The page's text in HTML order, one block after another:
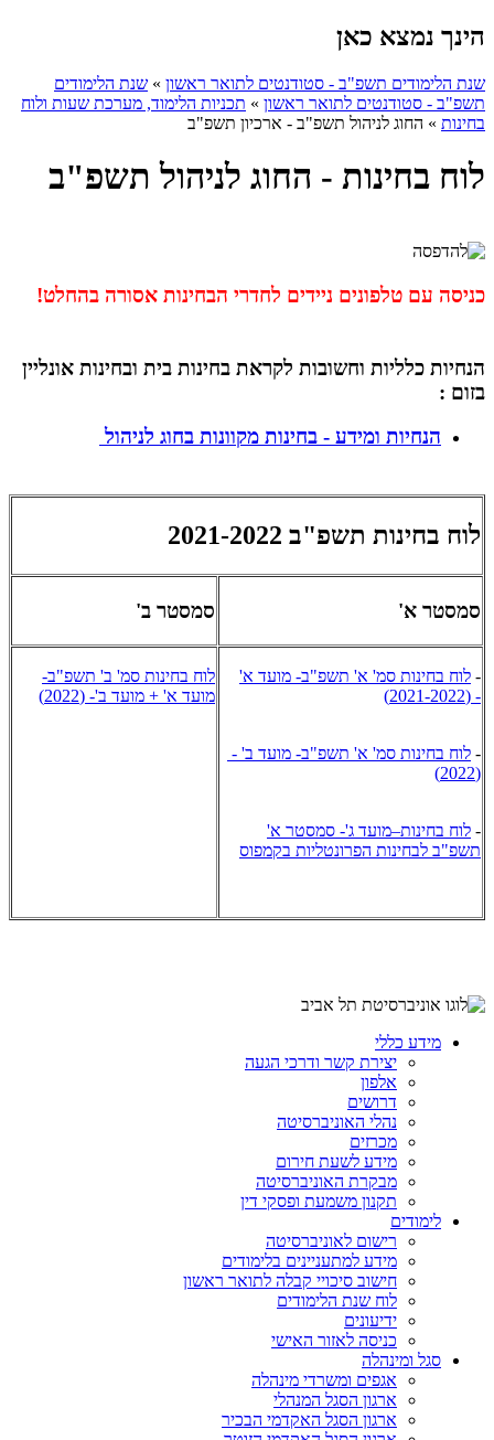
הינך נמצא כאן
שנת הלימודים תשפ"ב - סטודנטים לתואר ראשון » שנת הלימודים
תשפ"ב - סטודנטים לתואר ראשון » תכניות הלימוד, מערכת שעות ולוח
בחינות » החוג לניהול תשפ"ב - ארכיון תשפ"ב
לוח בחינות - החוג לניהול תשפ"ב
כניסה עם טלפונים ניידים לחדרי הבחינות אסורה בהחלט!
הנחיות כלליות וחשובות לקראת בחינות בית ובחינות אונליין
בזום ​:
הנחיות ומידע - בחינות מקוונות בחוג לניהול
לוח בחינות תשפ"ב 2021-2022
סמסטר א' ​ סמסטר ב'
- לוח בחינות סמ' א' תשפ"ב- מועד א'
- (2021-2022)
- לוח בחינות סמ' א' תשפ"ב- מועד ב' -
(2022)
- לוח בחינות–מועד ג'- סמסטר א'
תשפ"ב לבחינות הפרונטליות בקמפוס
לוח בחינות סמ' ב' תשפ"ב-
מועד א' + מועד ב'- (2022)
מידע כללי
יצירת קשר ודרכי הגעה
אלפון
דרושים
נהלי האוניברסיטה
מכרזים
מידע לשעת חירום
מבקרת האוניברסיטה
תקנון משמעת ופסקי דין
לימודים
רישום לאוניברסיטה
מידע למתעניינים בלימודים
חישוב סיכויי קבלה לתואר ראשון
לוח שנת הלימודים
ידיעונים
כניסה לאזור האישי
סגל ומינהלה
אגפים ומשרדי מינהלה
ארגון הסגל המנהלי
ארגון הסגל האקדמי הבכיר